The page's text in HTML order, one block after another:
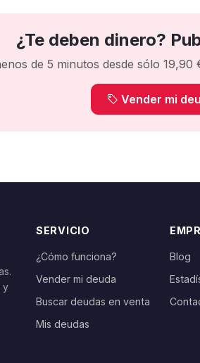
¿Te deben dinero?
de 5 minutos desde sólo
Vender mi
y
SERVICIO
¿Cómo funciona?
Vender mi deuda
Buscar deudas en venta
Mis deudas
Blog